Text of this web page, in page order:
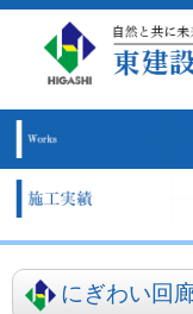
にぎわい回